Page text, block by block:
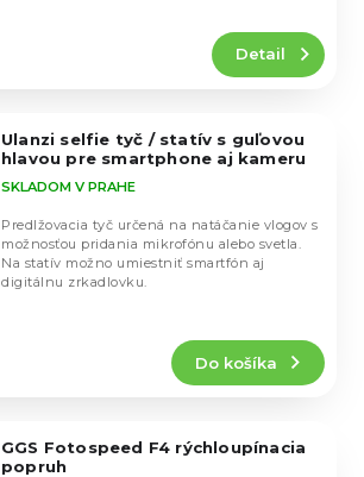
Detail
Ulanzi selfie tyč / statív s guľovou
hlavou pre smartphone aj kameru
SKLADOM V PRAHE
Do košíka
Predlžovacia tyč určená na natáčanie vlogov s
možnosťou pridania mikrofónu alebo svetla.
Na statív možno umiestniť smartfón aj
digitálnu zrkadlovku.
GGS Fotospeed F4 rýchloupínacia
popruh